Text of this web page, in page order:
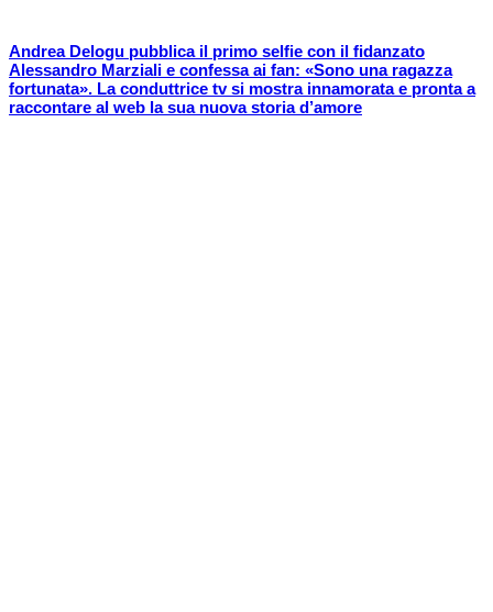
Andrea Delogu pubblica il primo selfie con il fidanzato
Alessandro Marziali e confessa ai fan: «Sono una ragazza
fortunata». La conduttrice tv si mostra innamorata e pronta a
raccontare al web la sua nuova storia d’amore